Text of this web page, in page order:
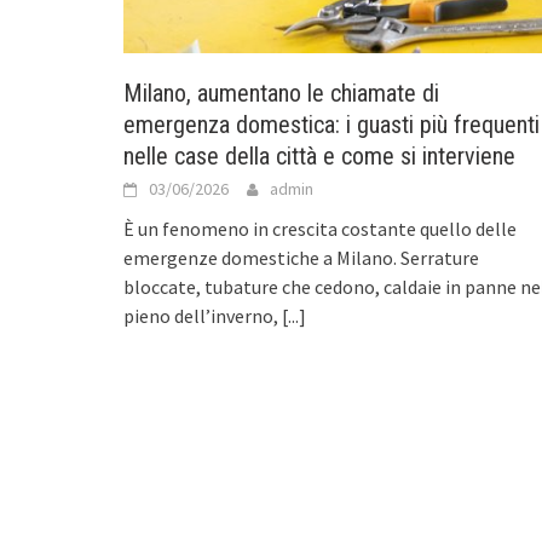
Milano, aumentano le chiamate di
emergenza domestica: i guasti più frequenti
nelle case della città e come si interviene
03/06/2026 admin
È un fenomeno in crescita costante quello delle
emergenze domestiche a Milano. Serrature
bloccate, tubature che cedono, caldaie in panne
pieno dell’inverno, [...]